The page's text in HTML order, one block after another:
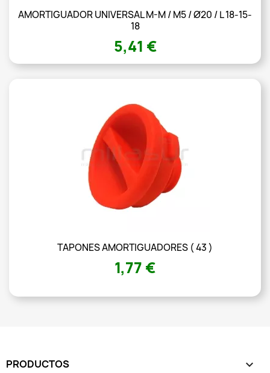
AMORTIGUADOR UNIVERSAL M-M / M5 / Ø20 / L 18-15-
18
5,41 €
TAPONES AMORTIGUADORES ( 43 )
1,77 €
PRODUCTOS 